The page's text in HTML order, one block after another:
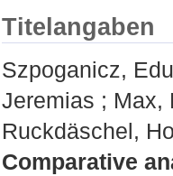
Titelangaben
Szpoganicz,
Jeremias ; Max,
Ruckdäschel,
Comparative